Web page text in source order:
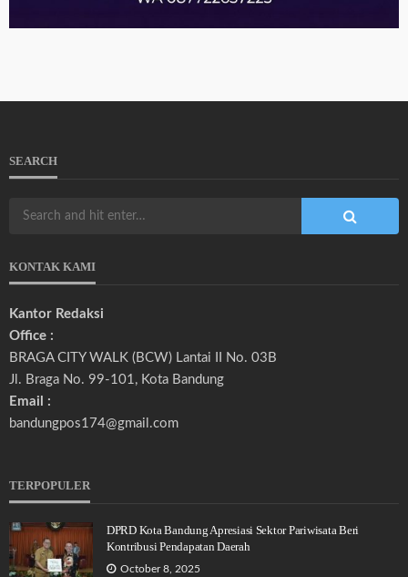
SEARCH
KONTAK KAMI
Kantor Redaksi
Office :
BRAGA CITY WALK (BCW) Lantai II No. 03B
Jl. Braga No. 99-101, Kota Bandung
Email :
bandungpos174@gmail.com
TERPOPULER
DPRD Kota Bandung Apresiasi Sektor Pariwisata Beri
Kontribusi Pendapatan Daerah
October 8, 2025